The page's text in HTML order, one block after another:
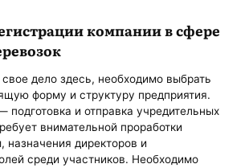
компании в сфере
дело здесь, необходимо выбрать
форму и структуру предприятия.
и отправка учредительных
внимательной проработки
назначения директоров и
среди участников. Необходимо